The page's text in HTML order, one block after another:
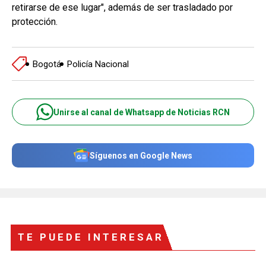
retirarse de ese lugar", además de ser trasladado por
protección.
Bogotá Policía Nacional
Unirse al canal de Whatsapp de Noticias RCN
Síguenos en Google News
TE PUEDE INTERESAR